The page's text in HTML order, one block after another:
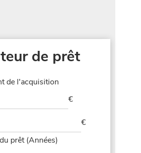
de prêt
de l'acquisition
€
€
prêt (Années)